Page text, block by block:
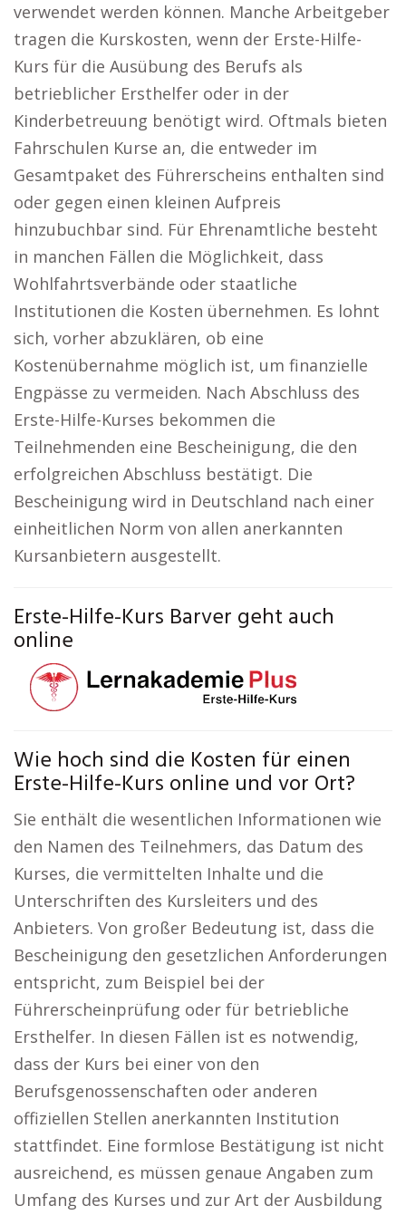
verwendet werden können. Manche Arbeitgeber
tragen die Kurskosten, wenn der Erste-Hilfe-
Kurs für die Ausübung des Berufs als
betrieblicher Ersthelfer oder in der
Kinderbetreuung benötigt wird. Oftmals bieten
Fahrschulen Kurse an, die entweder im
Gesamtpaket des Führerscheins enthalten sind
oder gegen einen kleinen Aufpreis
hinzubuchbar sind. Für Ehrenamtliche besteht
in manchen Fällen die Möglichkeit, dass
Wohlfahrtsverbände oder staatliche
Institutionen die Kosten übernehmen. Es lohnt
sich, vorher abzuklären, ob eine
Kostenübernahme möglich ist, um finanzielle
Engpässe zu vermeiden. Nach Abschluss des
Erste-Hilfe-Kurses bekommen die
Teilnehmenden eine Bescheinigung, die den
erfolgreichen Abschluss bestätigt. Die
Bescheinigung wird in Deutschland nach einer
einheitlichen Norm von allen anerkannten
Kursanbietern ausgestellt.
Erste-Hilfe-Kurs Barver geht auch
online
Wie hoch sind die Kosten für einen
Erste-Hilfe-Kurs online und vor Ort?
Sie enthält die wesentlichen Informationen wie
den Namen des Teilnehmers, das Datum des
Kurses, die vermittelten Inhalte und die
Unterschriften des Kursleiters und des
Anbieters. Von großer Bedeutung ist, dass die
Bescheinigung den gesetzlichen Anforderungen
entspricht, zum Beispiel bei der
Führerscheinprüfung oder für betriebliche
Ersthelfer. In diesen Fällen ist es notwendig,
dass der Kurs bei einer von den
Berufsgenossenschaften oder anderen
offiziellen Stellen anerkannten Institution
stattfindet. Eine formlose Bestätigung ist nicht
ausreichend, es müssen genaue Angaben zum
Umfang des Kurses und zur Art der Ausbildung